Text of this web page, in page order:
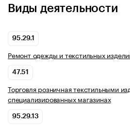
Виды деятельности
95.29.1
Ремонт одежды и текстильных
47.51
Торговля розничная текстильными
специализированных магазинах
95.29.13